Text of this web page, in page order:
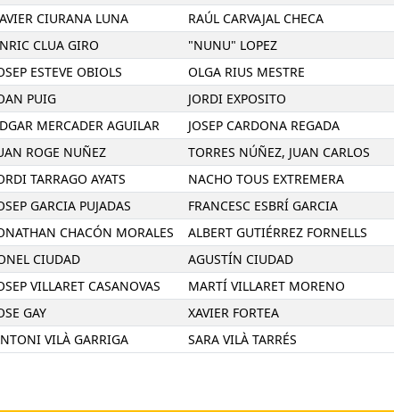
CIURANA LUNA RAÚL CARVAJAL CHECA
CLUA GIRO "NUNU" LOPEZ
ESTEVE OBIOLS OLGA RIUS MESTRE
PUIG JORDI EXPOSITO
MERCADER AGUILAR JOSEP CARDONA REGADA
ROGE NUÑEZ TORRES NÚÑEZ, JUAN CARLOS
TARRAGO AYATS NACHO TOUS EXTREMERA
GARCIA PUJADAS FRANCESC ESBRÍ GARCIA
CHACÓN MORALES ALBERT GUTIÉRREZ FORNELLS
CIUDAD AGUSTÍN CIUDAD
VILLARET CASANOVAS MARTÍ VILLARET MORENO
GAY XAVIER FORTEA
VILÀ GARRIGA SARA VILÀ TARRÉS